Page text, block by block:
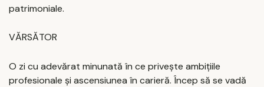
patrimoniale.
VĂRSĂTOR
O zi cu adevărat minunată în ce privește ambițiile
profesionale și ascensiunea în carieră. Încep să se vadă